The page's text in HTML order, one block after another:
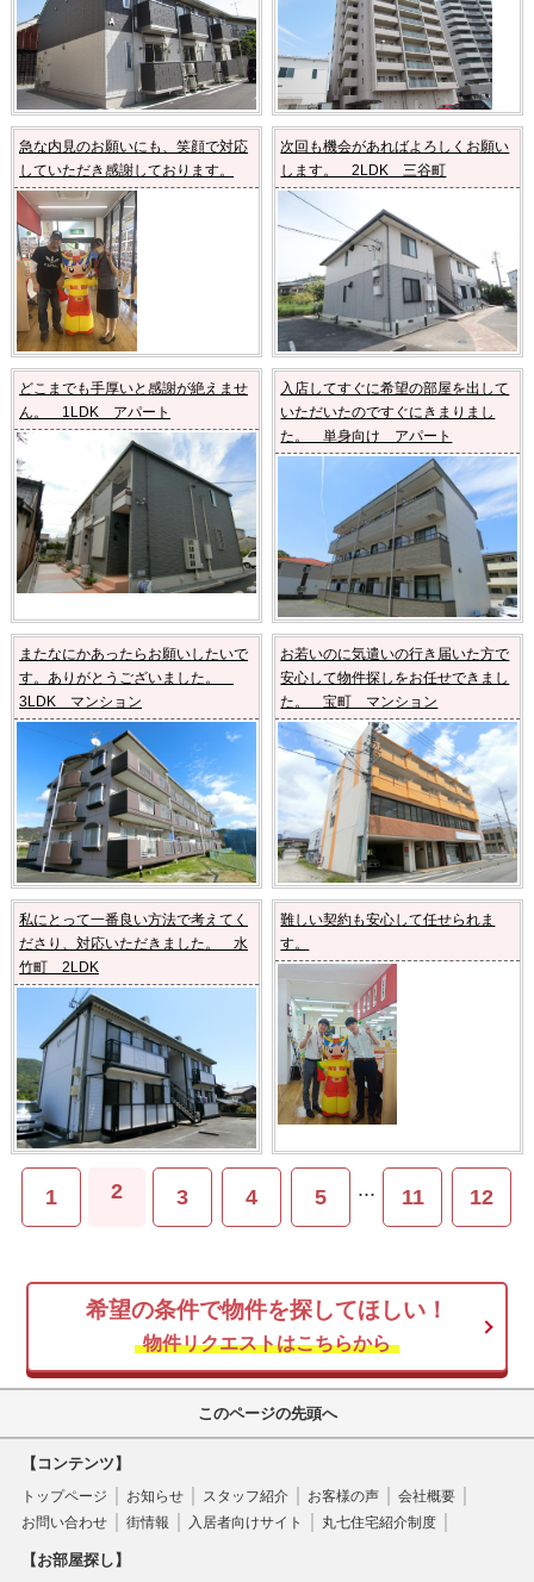
急な内見のお願いにも、笑顔で対応
していただき感謝しております。
次回も機会があればよろしくお願い
します。 2LDK 三谷町
どこまでも手厚いと感謝が絶えませ
ん。 1LDK アパート
入店してすぐに希望の部屋を出して
いただいたのですぐにきまりまし
た。 単身向け アパート
またなにかあったらお願いしたいで
す。ありがとうございました。
3LDK マンション
お若いのに気遣いの行き届いた方で
安心して物件探しをお任せできまし
た。 宝町 マンション
私にとって一番良い方法で考えてく
ださり、対応いただきました。 水
竹町 2LDK
難しい契約も安心して任せられま
す。
1 2 3 4 5 ... 11 12
希望の条件で物件を探してほしい！
物件リクエストはこちらから
このページの先頭へ
【コンテンツ】
トップページ お知らせ スタッフ紹介 お客様の声
会社概要
お問い合わせ
街情報 入居者向けサイト 丸七住宅紹介制度
【お部屋探し】